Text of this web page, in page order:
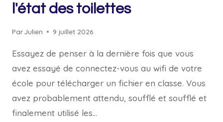
l'état des toilettes
ParJulien 9 juillet 2026
Essayez de penser à la dernière fois que vous
avez essayé de connectez-vous au wifi de votre
école pour télécharger un fichier en classe. Vous
avez probablement attendu, soufflé et soufflé et
finalement utilisé les…